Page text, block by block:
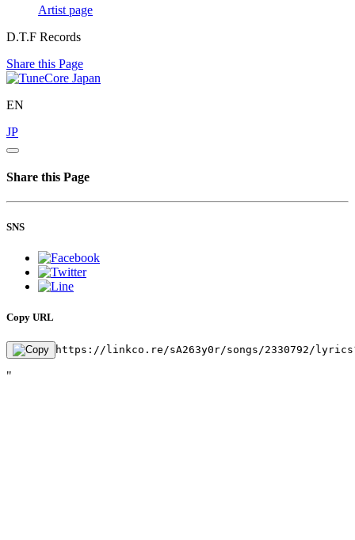
Artist page
D.T.F Records
Share this Page
EN
JP
Share this Page
SNS
Copy URL
https://linkco.re/sA263y0r/songs/2330792/
"